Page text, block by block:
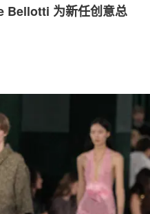
Bellotti 为新任创意总